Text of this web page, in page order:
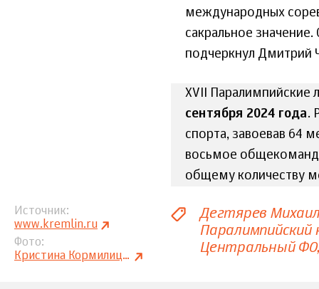
международных
сакральное
подчеркнул Дмитрий
XVII Паралимпийские
сентября 2024 года.
спорта, завоевав 64
восьмое
общему количеству
Источник
www.kremlin.ru
Фото
Кристина Кормилицына, МИА «Россия сегодня»
Дегтярев Михаил
Паралимпийский
Центральный ФО